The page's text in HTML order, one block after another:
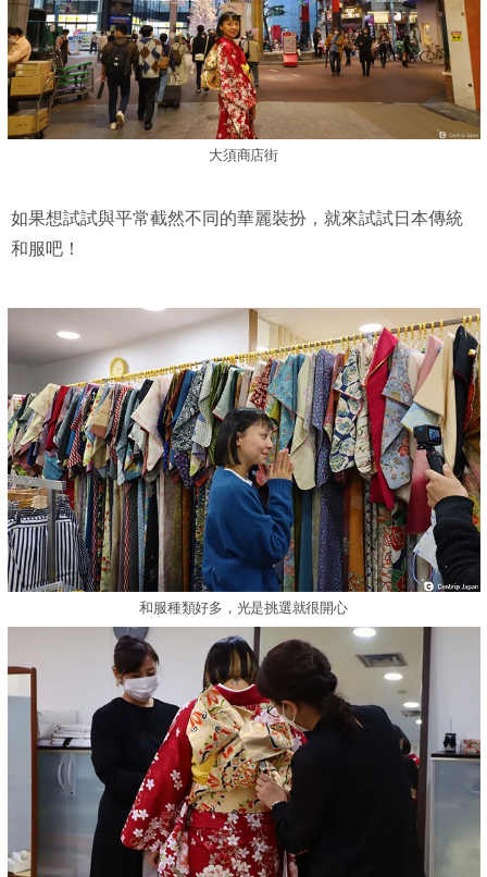
大須商店街
如果想試試與平常截然不同的華麗裝扮，就來試試日本傳統
和服吧！
和服種類好多，光是挑選就很開心